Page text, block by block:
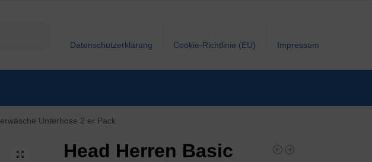
Datenschutzerklärung Cookie-Richtlinie (EU) Impressum
Unterhose 2 er Pack
Head Herren Basic